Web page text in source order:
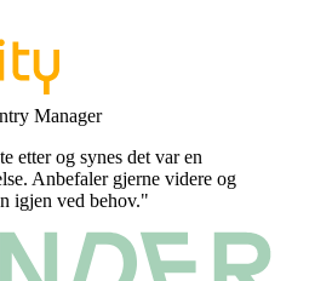
Manager
etter og synes det var en
Anbefaler gjerne videre og
igjen ved behov."